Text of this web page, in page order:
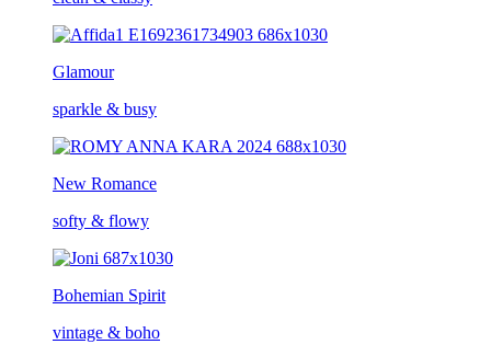
Glamour
sparkle & busy
New Romance
softy & flowy
Bohemian Spirit
vintage & boho